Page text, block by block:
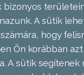
bizonyos
A sütik
hogy
Ön korábban
A sütik segítenek